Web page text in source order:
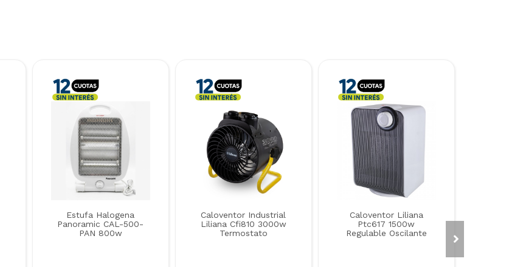
Estufa Halogena
Panoramic CAL-500-
PAN 800w
Caloventor Industrial
Liliana Cfi810 3000w
Termostato
Caloventor Liliana
Ptc617 1500w
Regulable Oscilante